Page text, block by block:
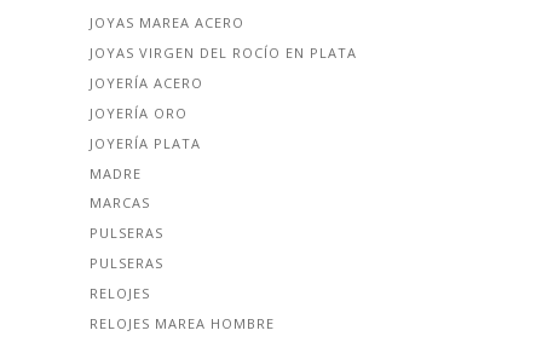
JOYAS MAREA ACERO
JOYAS VIRGEN DEL ROCÍO EN PLATA
JOYERÍA ACERO
JOYERÍA ORO
JOYERÍA PLATA
MADRE
MARCAS
PULSERAS
PULSERAS
RELOJES
RELOJES MAREA HOMBRE